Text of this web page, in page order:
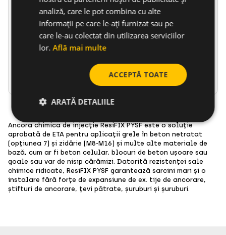
Opțiunea potrivită
pentru toate
substraturile...
Mergi la produs
Perfect adaptat
pentru temperaturi
Mergi la produs
Ancora chimica de injecție ResiFIX PYSF este o soluție
aprobată de ETA pentru aplicații grele în beton netratat
(opțiunea 7) și zidărie (M8-M16) și multe alte materiale de
bază, cum ar fi beton celular, blocuri de beton ușoare sau
goale sau var de nisip cărămizi. Datorită rezistenței sale
chimice ridicate, ResiFIX PYSF garantează sarcini mari și o
instalare fără forțe de expansiune de ex. tije de ancorare,
știfturi de ancorare, țevi pătrate, șuruburi și șuruburi.
analiză, care le pot combina cu alte
informații pe care le-ați furnizat sau pe
care le-au colectat din utilizarea serviciilor
lor.Află mai multe
ACCEPTĂ TOATE
ARATĂ DETALIILE